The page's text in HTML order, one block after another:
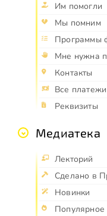
Им помогли
Мы помним
Программы
Мне нужна
Контакты
Все платежи
Реквизиты
Медиатека
Лекторий
Сделано в
Новинки
Популярное